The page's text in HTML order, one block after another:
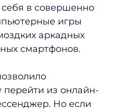
в совершенно
игры
аркадных
смартфонов.
из онлайн-
Но если